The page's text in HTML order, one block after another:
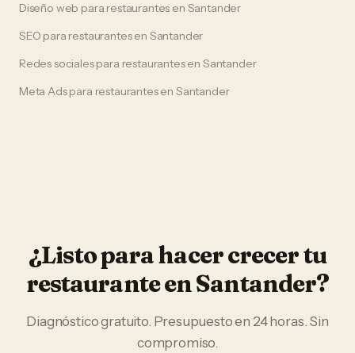
Diseño web para restaurantes en Santander
SEO para restaurantesen Santander
Redes socialespara restaurantesen Santander
Meta Adspara restaurantesen Santander
¿Listo para hacer crecer tu
restauranteenSantander?
Diagnóstico gratuito. Presupuesto en 24 horas. Sin
compromiso.